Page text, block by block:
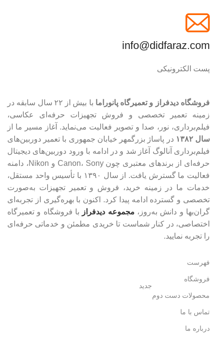
info@didfaraz.com
پست الکترونیکی
فروشگاه دیدفراز و تعمیرگاه پانوراما
با بیش از ۲۲ سال سابقه در
زمینه تعمیر تخصصی و فروش تجهیزات حرفه‌ای عکاسی،
فیلم‌برداری، نور، صدا و تصویر فعالیت می‌نماید. آغاز مسیر ما از
سال ۱۳۸۲
در پاساژ بزرگمهر خیابان جمهوری با تعمیر دوربین‌های
فیلم‌برداری آنالوگ آغاز شد و در ادامه با ورود دوربین‌های دیجیتال
حرفه‌ای از برندهای معتبری چون Canon، Sony و Nikon، دامنه
فعالیت ما گسترش یافت. از سال ۱۳۹۰ با تأسیس واحد مستقل،
خدمات ما در زمینه خرید، فروش و تعمیر تجهیزات به‌صورت
تخصصی و گسترده ادامه پیدا کرد. اکنون با بهره‌گیری از تجربه‌ای
گران‌بها و دانش به‌روز، مجموعه دیدفراز
با فروشگاه و تعمیرگاه
اختصاصی، در کنار شماست تا خریدی مطمئن و خدماتی حرفه‌ای
را تجربه نمایید.
فهرست
فروشگاه
محصولات دست دوم
جدید
تماس با ما
درباره ما